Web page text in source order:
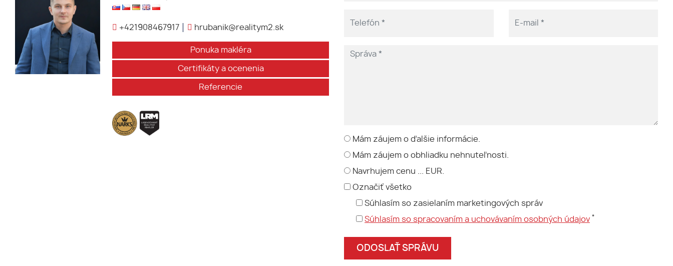
+421908467917 hrubanik@realitym2.sk
Ponuka makléra
Certifikáty a ocenenia
Referencie
Mám záujem o ďalšie informácie.
Mám záujem o obhliadku nehnuteľnosti.
Navrhujem cenu ... EUR.
Označiť všetko
Súhlasím so zasielaním marketingových správ
Súhlasím so spracovaním a uchovávaním osobných údajov *